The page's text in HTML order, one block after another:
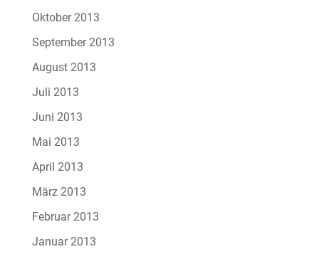
Oktober 2013
September 2013
August 2013
Juli 2013
Juni 2013
Mai 2013
April 2013
März 2013
Februar 2013
Januar 2013